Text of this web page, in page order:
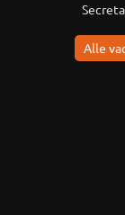
Alle